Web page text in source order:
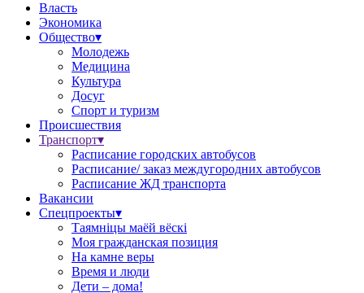
Власть
Экономика
Общество▾
Молодежь
Медицина
Культура
Досуг
Спорт и туризм
Происшествия
Транспорт▾
Расписание городских автобусов
Расписание/ заказ междугородних автобусов
Расписание ЖД транспорта
Вакансии
Спецпроекты▾
Таямніцы маёй вёскі
Моя гражданская позиция
На камне веры
Время и люди
Дети – дома!